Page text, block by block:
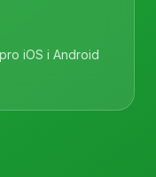
iOS i Android